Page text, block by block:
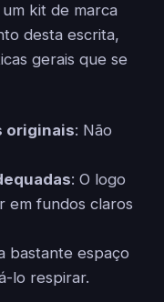
kit de marca
desta escrita,
gerais que se
originais: Não
: O logo
em fundos claros
bastante espaço
lo respirar.